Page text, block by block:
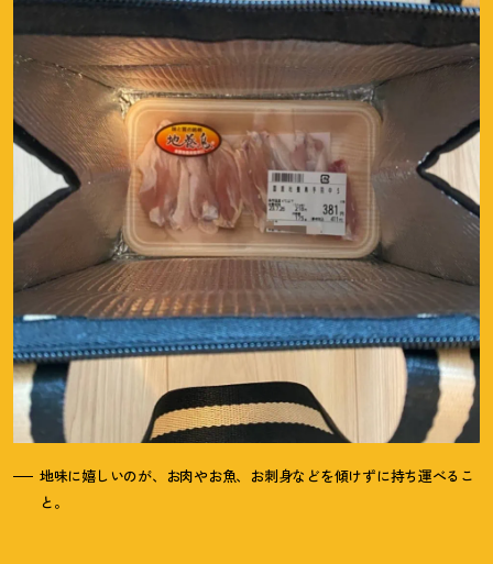
地味に嬉しいのが、お肉やお魚、お刺身などを傾けずに持ち運べるこ
と。